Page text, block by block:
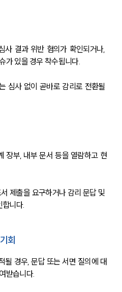
사 결과 위반 혐의가 확인되거나,
가 있을 경우 착수됩니다.
심사 없이 곧바로 감리로 전환될
장부, 내부 문서 등을 열람하고 현
제출을 요구하거나 감리 문답 및
니다.
회
될 경우, 문답 또는 서면 질의에 대
받습니다.